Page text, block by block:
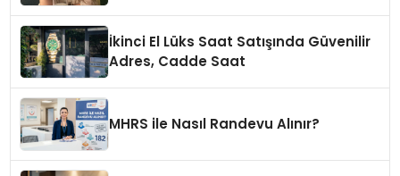
İkinci El Lüks Saat Satışında Güvenilir
Adres, Cadde Saat
MHRS ile Nasıl Randevu Alınır?